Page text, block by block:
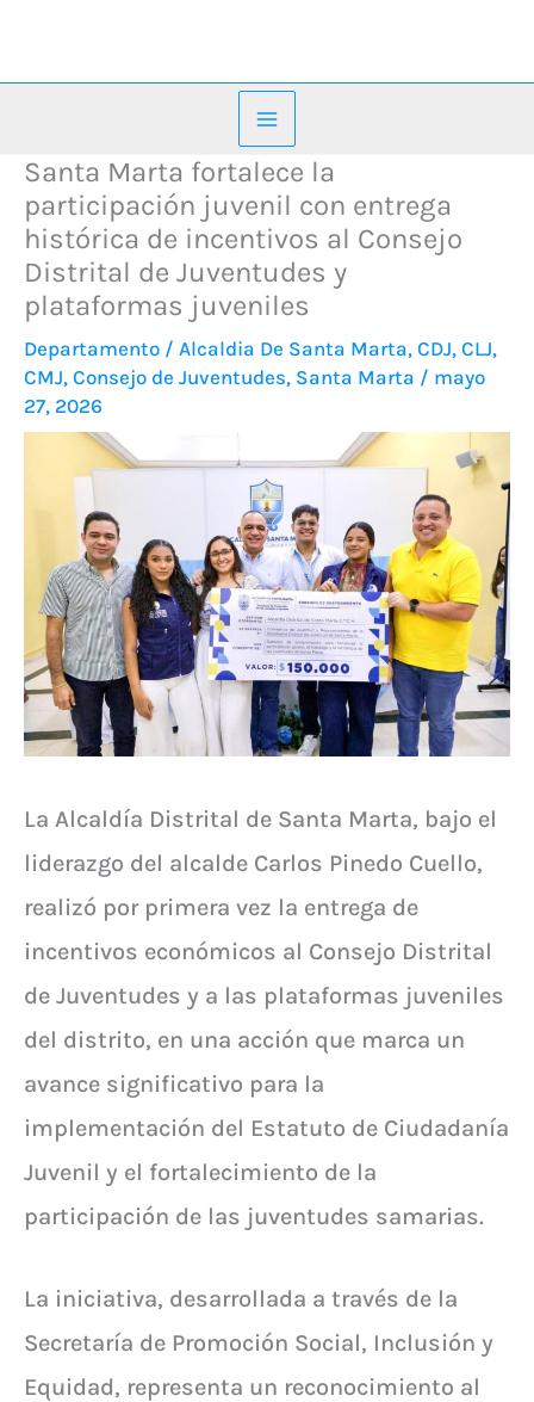
contenido
Santa Marta fortalece la
participación juvenil con entrega
histórica de incentivos al Consejo
Distrital de Juventudes y
plataformas juveniles
Departamento / Alcaldia De Santa Marta, CDJ, CLJ,
CMJ, Consejo de Juventudes, Santa Marta / mayo
27, 2026
La Alcaldía Distrital de Santa Marta, bajo el
liderazgo del alcalde Carlos Pinedo Cuello,
realizó por primera vez la entrega de
incentivos económicos al Consejo Distrital
de Juventudes y a las plataformas juveniles
del distrito, en una acción que marca un
avance significativo para la
implementación del Estatuto de Ciudadanía
Juvenil y el fortalecimiento de la
participación de las juventudes samarias.
La iniciativa, desarrollada a través de la
Secretaría de Promoción Social, Inclusión y
Equidad, representa un reconocimiento al